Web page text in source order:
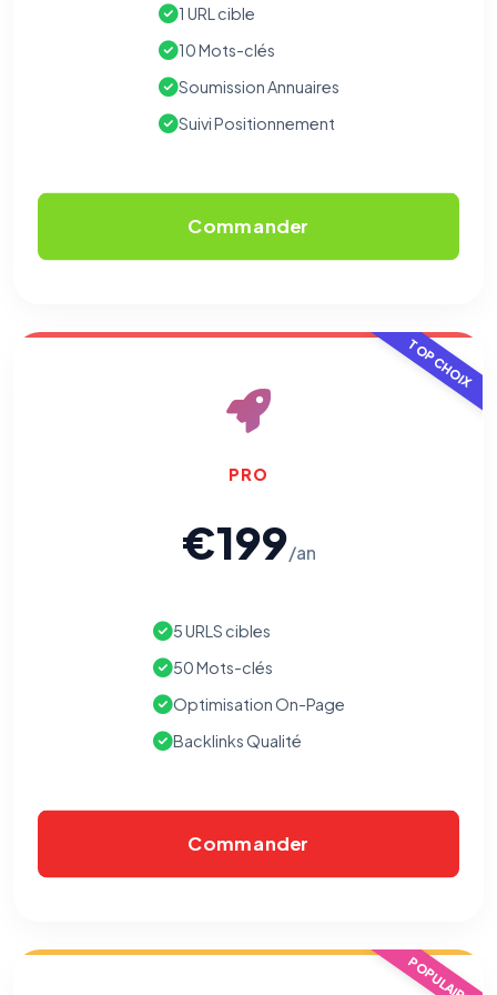
1 URL cible
10 Mots-clés
Soumission Annuaires
Suivi Positionnement
Commander
TOP CHOIX
PRO
€199/an
5 URLS cibles
50 Mots-clés
Optimisation On-Page
Backlinks Qualité
Commander
POPULAIRE